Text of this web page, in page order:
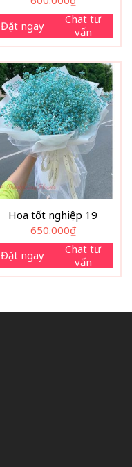
Đặt ngay
Chat tư
vấn
Hoa tốt nghiệp 19
650.000₫
Đặt ngay
Chat tư
vấn